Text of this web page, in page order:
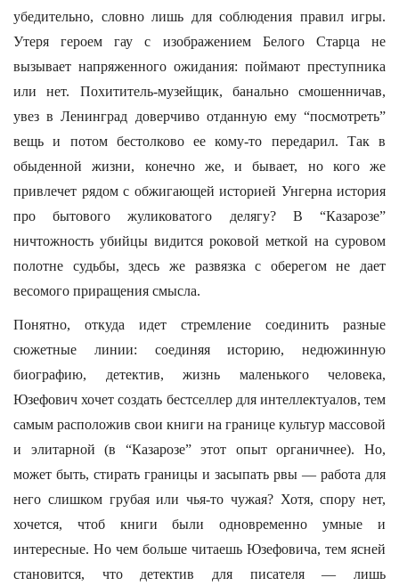
убедительно, словно лишь для соблюдения правил игры.
Утеря героем гау с изображением Белого Старца не
вызывает напряженного ожидания: поймают преступника
или нет. Похититель-музейщик, банально смошенничав,
увез в Ленинград доверчиво отданную ему “посмотреть”
вещь и потом бестолково ее кому-то передарил. Так в
обыденной жизни, конечно же, и бывает, но кого же
привлечет рядом с обжигающей историей Унгерна история
про бытового жуликоватого делягу? В “Казарозе”
ничтожность убийцы видится роковой меткой на суровом
полотне судьбы, здесь же развязка с оберегом не дает
весомого приращения смысла.
Понятно, откуда идет стремление соединить разные
сюжетные линии: соединяя историю, недюжинную
биографию, детектив, жизнь маленького человека,
Юзефович хочет создать бестселлер для интеллектуалов, тем
самым расположив свои книги на границе культур массовой
и элитарной (в “Казарозе” этот опыт органичнее). Но,
может быть, стирать границы и засыпать рвы — работа для
него слишком грубая или чья-то чужая? Хотя, спору нет,
хочется, чтоб книги были одновременно умные и
интересные. Но чем больше читаешь Юзефовича, тем ясней
становится, что детектив для писателя — лишь